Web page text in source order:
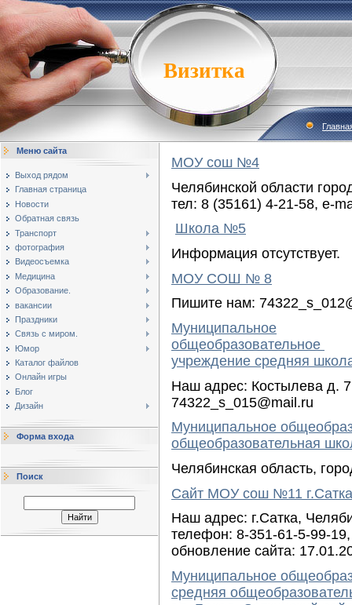
Визитка
Меню сайта
Выход рядом
Главная страница
Новости
Обратная связь
Транспорт
фотография
Видеосъемка
Медицина
Образование.
вакансии
Праздники
Связь с миром.
Юмор
Каталог файлов
Онлайн игры
Блог
Дизайн
Форма входа
Поиск
МОУ сош №4
Челябинской области
тел: 8 (35161) 4-21-58, e-
Школа №5
Информация отсутствует.
МОУ СОШ № 8
Пишите нам:
Муниципальное
общеобразовательное
учреждение средняя
Наш адрес: Костылева д.
74322_s_015@mail.ru
Муниципальное
общеобразовательная
Челябинская область,
Сайт МОУ сош №11
Наш адрес: г.Сатка,
телефон: 8-351-61-5-99-
обновление сайта:
Муниципальное
средняя